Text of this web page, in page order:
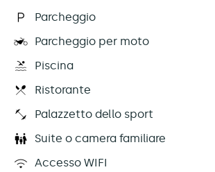
Parcheggio
Parcheggio per moto
Piscina
Ristorante
Palazzetto dello sport
Suite o camera familiare
Accesso WIFI